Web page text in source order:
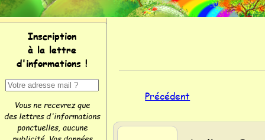
Inscription
à la lettre
d'informations !
Vous ne recevrez que
des lettres d'informations
ponctuelles, aucune
Précédent